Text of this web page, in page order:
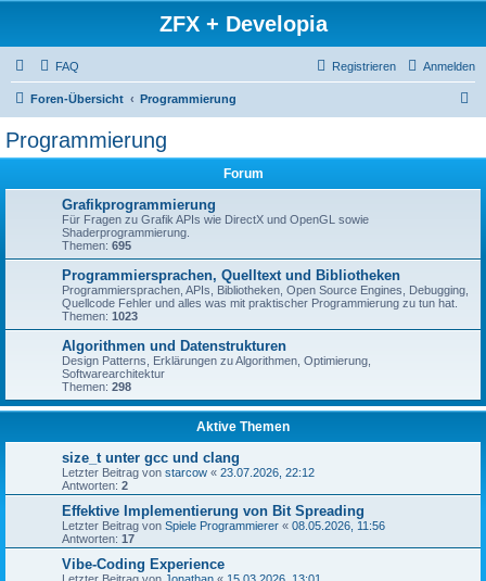
ZFX + Developia
FAQ Anmelden
Registrieren
Foren-Übersicht Programmierung
Programmierung
Forum
Grafikprogrammierung
Für Fragen zu Grafik APIs wie DirectX und OpenGL sowie
Shaderprogrammierung.
Themen: 695
Programmiersprachen, Quelltext und Bibliotheken
Programmiersprachen, APIs, Bibliotheken, Open Source Engines, Debugging,
Quellcode Fehler und alles was mit praktischer Programmierung zu tun hat.
Themen: 1023
Algorithmen und Datenstrukturen
Design Patterns, Erklärungen zu Algorithmen, Optimierung,
Softwarearchitektur
Themen: 298
Aktive Themen
size_t unter gcc und clang
Letzter Beitrag von starcow « 23.07.2026, 22:12
Antworten: 2
Effektive Implementierung von Bit Spreading
Letzter Beitrag von Spiele Programmierer « 08.05.2026, 11:56
Antworten: 17
Vibe-Coding Experience